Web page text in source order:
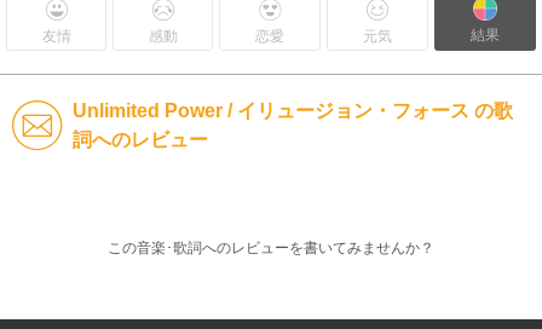
友情 感動 恋愛 元気 結果
Unlimited Power / イリュージョン・フォース の歌
詞へのレビュー
この音楽･歌詞へのレビューを書いてみませんか？